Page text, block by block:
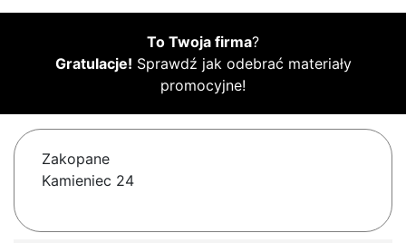
To Twoja firma?
Gratulacje! Sprawdź jak odebrać materiały
promocyjne!
Zakopane
Kamieniec 24